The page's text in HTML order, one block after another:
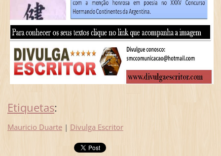
Etiquetas:
Mauricio Duarte | Divulga Escritor